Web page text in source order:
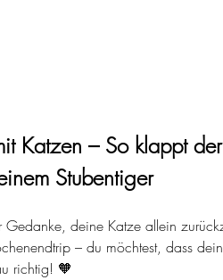
Katzen – So klappt
Stubentiger
Gedanke, deine Katze allein
– du möchtest, dass
richtig! 🧡